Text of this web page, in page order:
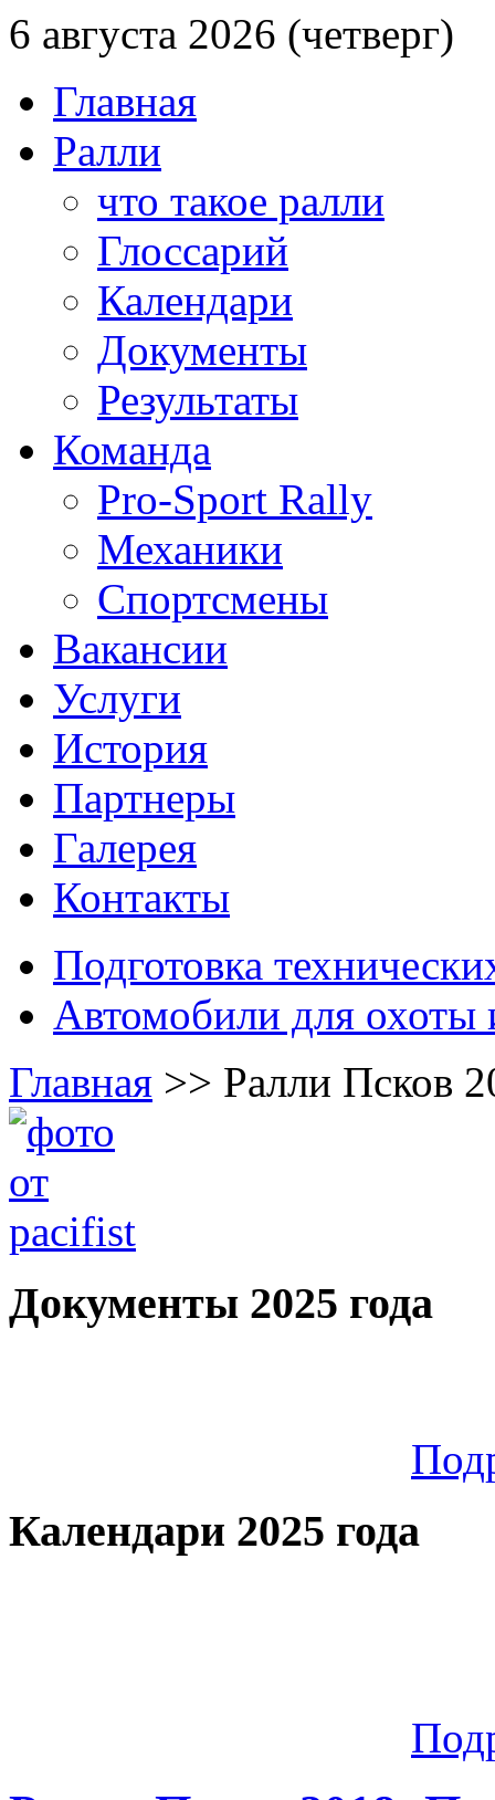
6 августа 2026 (четверг)
Главная
Ралли
что такое ралли
Глоссарий
Календари
Документы
Результаты
Команда
Pro-Sport Rally
Механики
Спортсмены
Вакансии
Услуги
История
Партнеры
Галерея
Контакты
Подготовка
Автомобили для охоты
Главная >> Ралли Псков
Документы 2025 года
Календари 2025 года